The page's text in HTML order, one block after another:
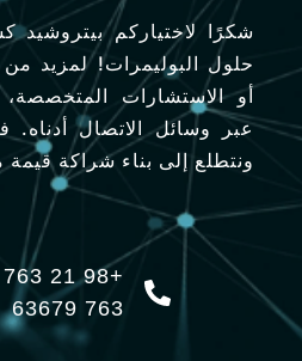
شكرًا لاختياركم بيتروشيد
حلول البوليمرات! لمزيد من
أو الاستشارات
عبر وسائل الاتصال أدناه.
ونتطلع إلى بناء شراكة
763 63679